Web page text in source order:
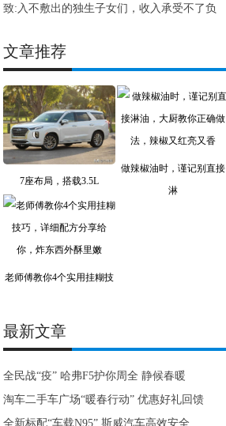
致:入不敷出的独生子女们，收入承受不了负
文章推荐
7座布局，搭载3.5L
做辣椒油时，谨记别直接
淋
老师傅教你4个实用挂糊技
最新文章
全民战“疫” 哈弗F5护你周全 静候春暖
淘车二手车广场“暖春行动” 优惠好礼回馈
全新标配“车载N95” 斯威汽车高效安全